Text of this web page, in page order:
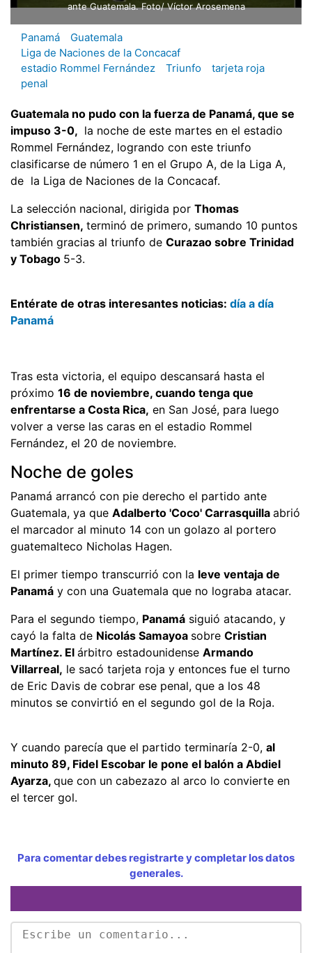
ante Guatemala. Foto/ Víctor Arosemena
Panamá
Guatemala
Liga de Naciones de la Concacaf
estadio Rommel Fernández
Triunfo
tarjeta roja
penal
Guatemala no pudo con la fuerza de Panamá, que se
impuso 3-0, la noche de este martes en el estadio
Rommel Fernández, logrando con este triunfo
clasificarse de número 1 en el Grupo A, de la Liga A,
de la Liga de Naciones de la Concacaf.
La selección nacional, dirigida por Thomas
Christiansen, terminó de primero, sumando 10 puntos
también gracias al triunfo de Curazao sobre Trinidad
y Tobago 5-3.
Entérate de otras interesantes noticias: día a día
Panamá
Tras esta victoria, el equipo descansará hasta el
próximo 16 de noviembre, cuando tenga que
enfrentarse a Costa Rica, en San José, para luego
volver a verse las caras en el estadio Rommel
Fernández, el 20 de noviembre.
Noche de goles
Panamá arrancó con pie derecho el partido ante
Guatemala, ya que Adalberto 'Coco' Carrasquilla abrió
el marcador al minuto 14 con un golazo al portero
guatemalteco Nicholas Hagen.
El primer tiempo transcurrió con la leve ventaja de
Panamá y con una Guatemala que no lograba atacar.
Para el segundo tiempo, Panamá siguió atacando, y
cayó la falta de Nicolás Samayoa sobre Cristian
Martínez. El árbitro estadounidense Armando
Villarreal, le sacó tarjeta roja y entonces fue el turno
de Eric Davis de cobrar ese penal, que a los 48
minutos se convirtió en el segundo gol de la Roja.
Y cuando parecía que el partido terminaría 2-0, al
minuto 89, Fidel Escobar le pone el balón a Abdiel
Ayarza, que con un cabezazo al arco lo convierte en
el tercer gol.
Para comentar debes registrarte y completar los datos
generales.